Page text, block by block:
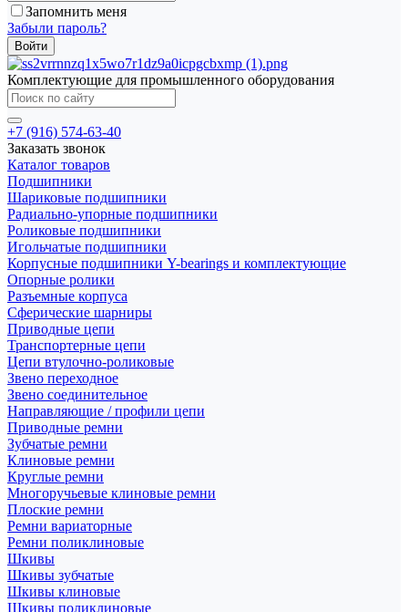
Запомнить меня
Забыли пароль?
Комплектующие для промышленного оборудования
+7 (916) 574-63-40
Заказать звонок
Каталог товаров
Подшипники
Шариковые подшипники
Радиально-упорные подшипники
Роликовые подшипники
Игольчатые подшипники
Корпусные подшипники Y-bearings и комплектующие
Опорные ролики
Разъемные корпуса
Сферические шарниры
Приводные цепи
Транспортерные цепи
Цепи втулочно-роликовые
Звено переходное
Звено соединительное
Направляющие / профили цепи
Приводные ремни
Зубчатые ремни
Клиновые ремни
Круглые ремни
Многоручьевые клиновые ремни
Плоские ремни
Ремни вариаторные
Ремни поликлиновые
Шкивы
Шкивы зубчатые
Шкивы клиновые
Шкивы поликлиновые